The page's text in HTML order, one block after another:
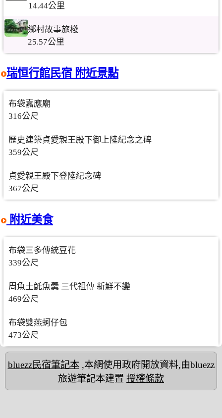
14.44公里
鄉村故事旅棧
25.57公里
瑞恒行館民宿 附近景點
布袋嘉應廟
316公尺
歷史建築貞愛親王殿下御上陸紀念之碑
359公尺
貞愛親王殿下登陸紀念碑
367公尺
附近美食
布袋三多傳統豆花
339公尺
周魚土魠魚羹 三代祖傳 新鮮不變
469公尺
布袋雙燕蚵仔包
473公尺
bluezz民宿筆記本,本網使用政府開放資料,由bluezz
旅遊筆記本建置 授權條款